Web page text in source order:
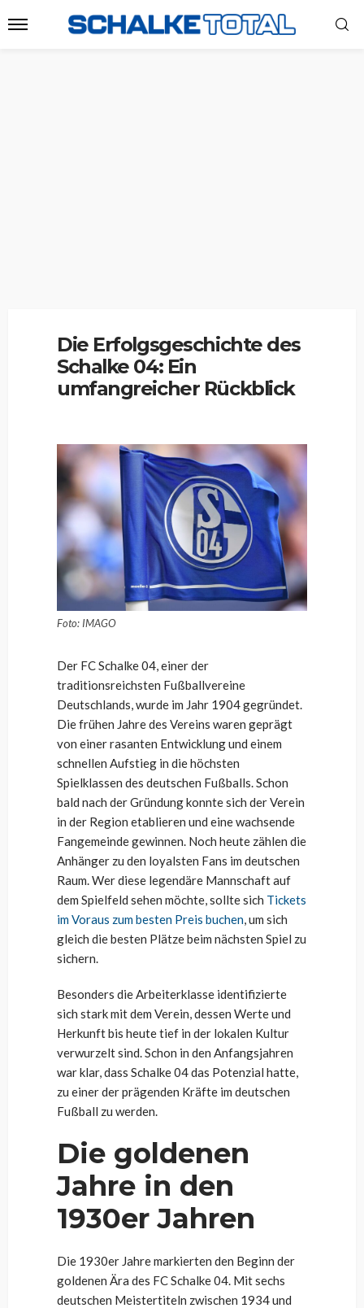
Die Erfolgsgeschichte des
Schalke 04: Ein
umfangreicher Rückblick
Foto: IMAGO
Der FC Schalke 04, einer der
traditionsreichsten Fußballvereine
Deutschlands, wurde im Jahr 1904 gegründet.
Die frühen Jahre des Vereins waren geprägt
von einer rasanten Entwicklung und einem
schnellen Aufstieg in die höchsten
Spielklassen des deutschen Fußballs. Schon
bald nach der Gründung konnte sich der Verein
in der Region etablieren und eine wachsende
Fangemeinde gewinnen. Noch heute zählen die
Anhänger zu den loyalsten Fans im deutschen
Raum. Wer diese legendäre Mannschaft auf
dem Spielfeld sehen möchte, sollte sich Tickets
im Voraus zum besten Preis buchen, um sich
gleich die besten Plätze beim nächsten Spiel zu
sichern.
Besonders die Arbeiterklasse identifizierte
sich stark mit dem Verein, dessen Werte und
Herkunft bis heute tief in der lokalen Kultur
verwurzelt sind. Schon in den Anfangsjahren
war klar, dass Schalke 04 das Potenzial hatte,
zu einer der prägenden Kräfte im deutschen
Fußball zu werden.
Die goldenen
Jahre in den
1930er Jahren
Die 1930er Jahre markierten den Beginn der
goldenen Ära des FC Schalke 04. Mit sechs
deutschen Meistertiteln zwischen 1934 und